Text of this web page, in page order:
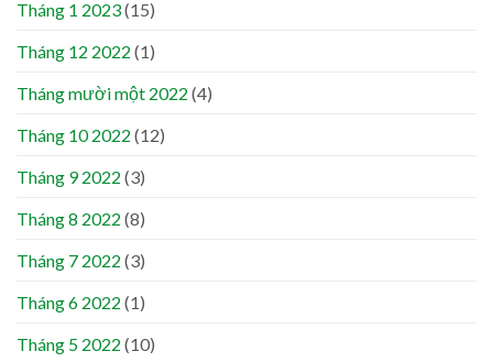
Tháng 1 2023(15)
Tháng 12 2022 (1)
Tháng mười một 2022 (4)
Tháng 10 2022 (12)
Tháng 9 2022 (3)
Tháng 8 2022 (8)
Tháng 7 2022 (3)
Tháng 6 2022 (1)
Tháng 5 2022 (10)